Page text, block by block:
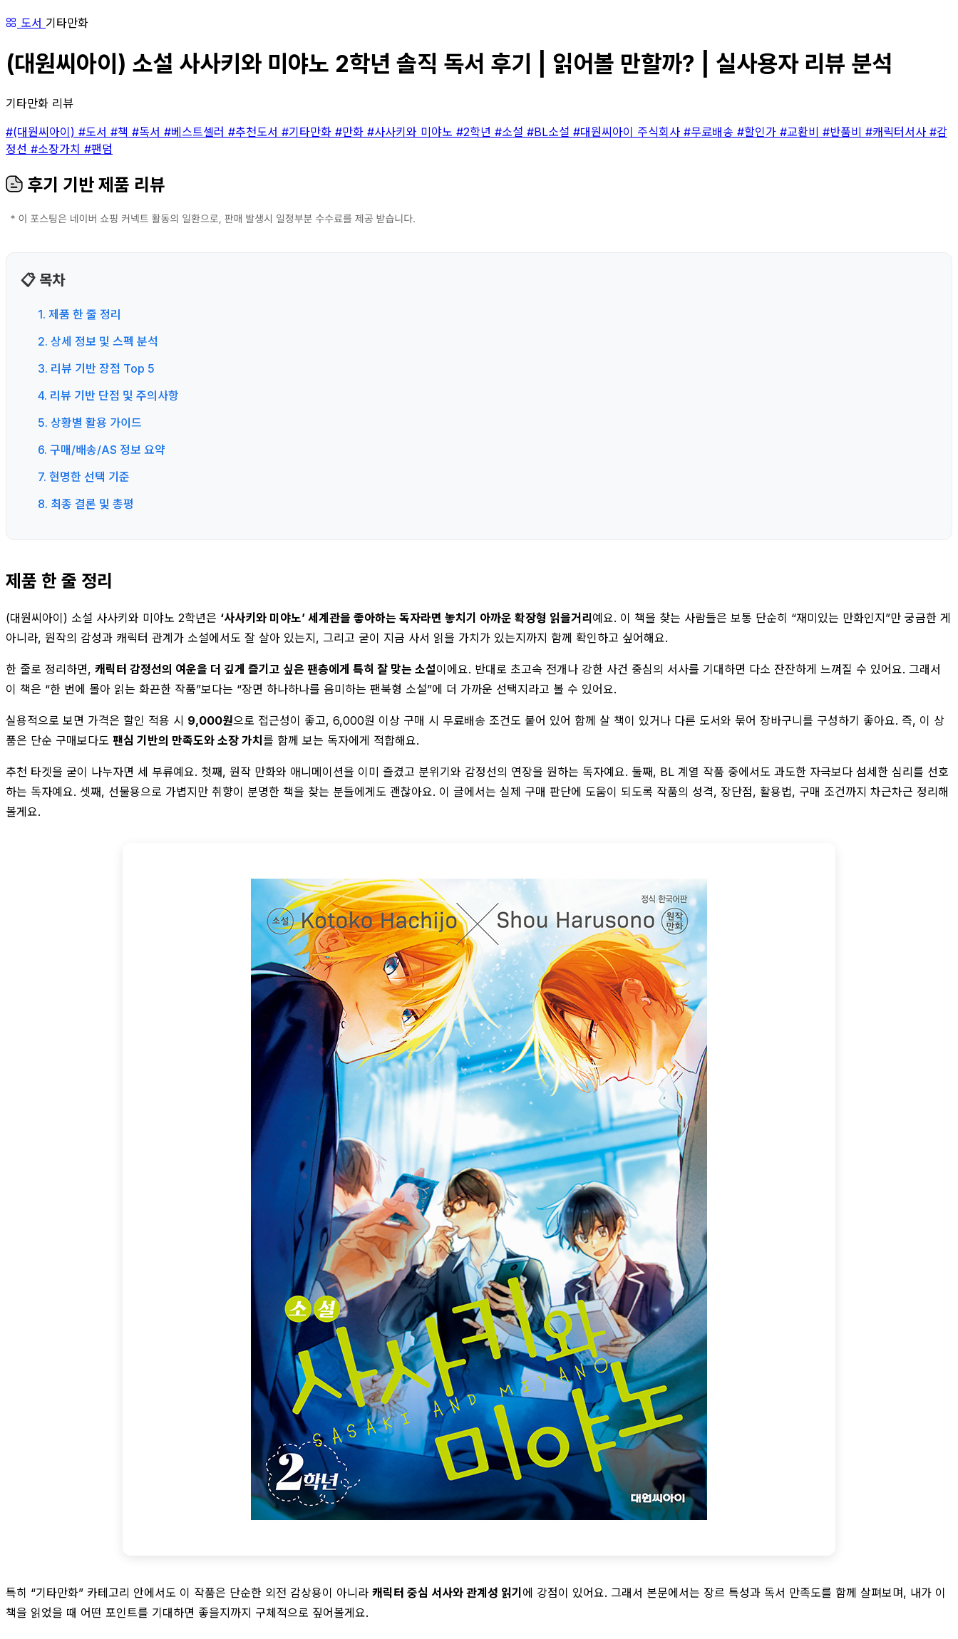
도서 기타만화
(대원씨아이) 소설 사사키와 미야노 2학년 솔직 독서 후기 | 읽어볼 만할까? | 실사용자 리뷰 분석
기타만화 리뷰
#(대원씨아이) #도서 #책 #독서 #베스트셀러 #추천도서 #기타만화 #만화 #사사키와 미야노 #2학년 #소설 #BL소설 #대원씨아이 주식회사 #무료배송 #할인가 #교환비 #반품비 #캐릭터서사 #감
정선 #소장가치 #팬덤
후기 기반 제품 리뷰
📋 목차
1. 제품 한 줄 정리
2. 상세 정보 및 스펙 분석
3. 리뷰 기반 장점 Top 5
4. 리뷰 기반 단점 및 주의사항
5. 상황별 활용 가이드
6. 구매/배송/AS 정보 요약
7. 현명한 선택 기준
8. 최종 결론 및 총평
제품 한 줄 정리
(대원씨아이) 소설 사사키와 미야노 2학년은 ‘사사키와 미야노’ 세계관을 좋아하는 독자라면 놓치기 아까운 확장형 읽을거리예요. 이 책을 찾는 사람들은 보통 단순히 “재미있는 만화인지”만 궁금한 게
아니라, 원작의 감성과 캐릭터 관계가 소설에서도 잘 살아 있는지, 그리고 굳이 지금 사서 읽을 가치가 있는지까지 함께 확인하고 싶어해요.
한 줄로 정리하면, 캐릭터 감정선의 여운을 더 깊게 즐기고 싶은 팬층에게 특히 잘 맞는 소설이에요. 반대로 초고속 전개나 강한 사건 중심의 서사를 기대하면 다소 잔잔하게 느껴질 수 있어요. 그래서
이 책은 “한 번에 몰아 읽는 화끈한 작품”보다는 “장면 하나하나를 음미하는 팬북형 소설”에 더 가까운 선택지라고 볼 수 있어요.
실용적으로 보면 가격은 할인 적용 시 9,000원으로 접근성이 좋고, 6,000원 이상 구매 시 무료배송 조건도 붙어 있어 함께 살 책이 있거나 다른 도서와 묶어 장바구니를 구성하기 좋아요. 즉, 이 상
품은 단순 구매보다도 팬심 기반의 만족도와 소장 가치를 함께 보는 독자에게 적합해요.
추천 타겟을 굳이 나누자면 세 부류예요. 첫째, 원작 만화와 애니메이션을 이미 즐겼고 분위기와 감정선의 연장을 원하는 독자예요. 둘째, BL 계열 작품 중에서도 과도한 자극보다 섬세한 심리를 선호
하는 독자예요. 셋째, 선물용으로 가볍지만 취향이 분명한 책을 찾는 분들에게도 괜찮아요. 이 글에서는 실제 구매 판단에 도움이 되도록 작품의 성격, 장단점, 활용법, 구매 조건까지 차근차근 정리해
볼게요.
특히 “기타만화” 카테고리 안에서도 이 작품은 단순한 외전 감상용이 아니라 캐릭터 중심 서사와 관계성 읽기 에 강점이 있어요. 그래서 본문에서는 장르 특성과 독서 만족도를 함께 살펴보며, 내가 이
책을 읽었을 때 어떤 포인트를 기대하면 좋을지까지 구체적으로 짚어볼게요.